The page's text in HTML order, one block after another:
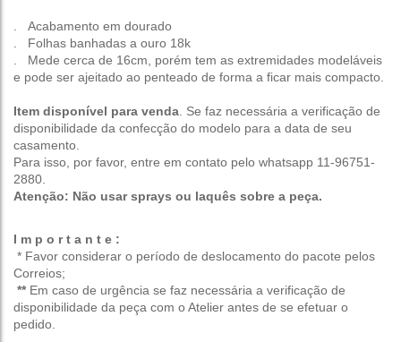
. Acabamento em dourado
. Folhas banhadas a ouro 18k
. Mede cerca de 16cm, porém tem as extremidades modeláveis
e pode ser ajeitado ao penteado de forma a ficar mais compacto.
Item disponível para venda . Se faz necessária a verificação de
disponibilidade da confecção do modelo para a data de seu
casamento.
Para isso, por favor, entre em contato pelo whatsapp 11-96751-
2880.
Atenção: Não usar sprays ou laquês sobre a peça.
I m p o r t a n t e :
* Favor considerar o período de deslocamento do pacote pelos
Correios;
** Em caso de urgência se faz necessária a verificação de
disponibilidade da peça com o Atelier antes de se efetuar o
pedido.